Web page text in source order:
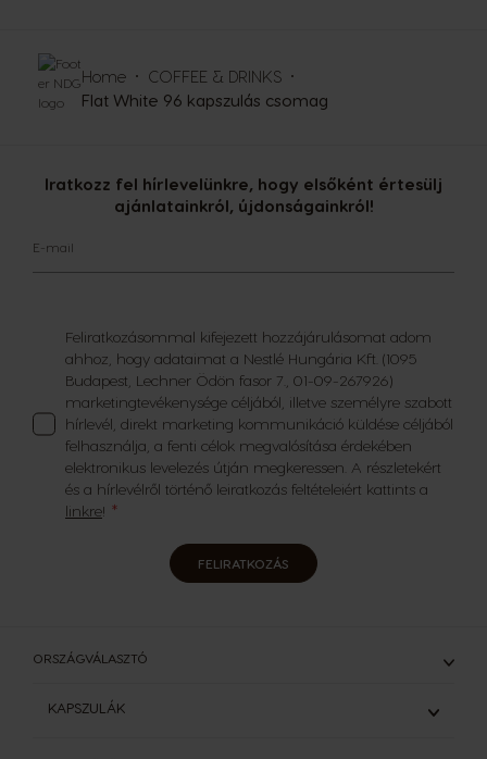
Iratkozz fel hírlevelünkre, hogy elsőként értesülj
ajánlatainkról, újdonságainkról!
E-mail
Feliratkozásommal kifejezett hozzájárulásomat adom
ahhoz, hogy adataimat a Nestlé Hungária Kft. (1095
Budapest, Lechner Ödön fasor 7., 01-09-267926)
marketingtevékenysége céljából, illetve személyre szabott
hírlevél, direkt marketing kommunikáció küldése céljából
felhasználja, a fenti célok megvalósítása érdekében
elektronikus levelezés útján megkeressen. A részletekért
és a hírlevélről történő leiratkozás feltételeiért kattints a
linkre!
FELIRATKOZÁS
Home
COFFEE & DRINKS
Flat White 96 kapszulás csomag
ORSZÁGVÁLASZTÓ
KAPSZULÁK